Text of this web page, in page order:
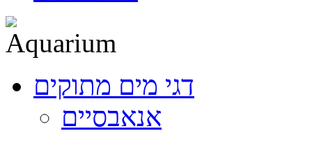
דגי מים מתוקים
אנאבסיים